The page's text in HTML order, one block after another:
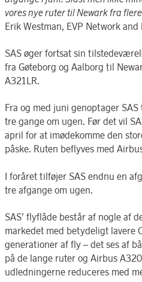
vores nye ruter til Newark fra
Erik Westman, EVP Network
SAS øger fortsat sin
fra Gøteborg og Aalborg til
A321LR.
Fra og med juni genoptager
tre gange om ugen. Før det vil
april for at imødekomme den
påske. Ruten beflyves med
I foråret tilføjer SAS endnu en
tre afgange om ugen.
SAS’ flyflåde består af nogle af
markedet med betydeligt lavere
generationer af fly – det ses af
på de lange ruter og Airbus
udledningerne reduceres med